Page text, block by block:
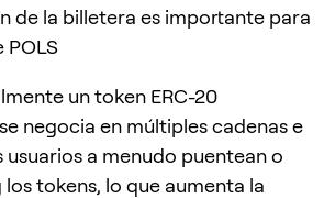
de la billetera es importante para
POLS
un token ERC-20
negocia en múltiples cadenas e
a menudo puentean o
tokens, lo que aumenta la